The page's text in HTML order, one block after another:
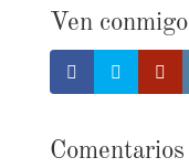
Ven conmigo
Comentarios